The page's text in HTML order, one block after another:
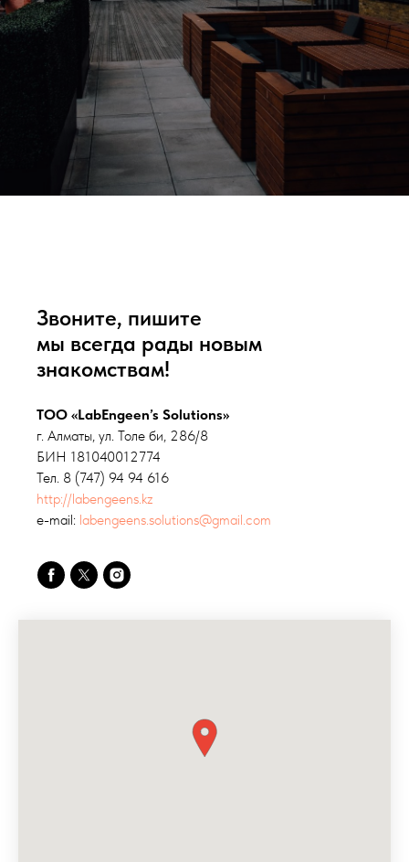
Звоните, пишите
мы всегда рады новым
знакомствам!
ТОО «LabEngeen’s Solutions»
г. Алматы, ул. Толе би, 286/8
БИН 181040012774
Тел. 8 (747) 94 94 616
http://labengeens.kz
e-mail: labengeens.solutions@gmail.com